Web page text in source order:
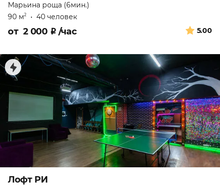
Марьина роща (6мин.)
90 м2 • 40 человек
5.00
от 2 000 ₽ /час
Лофт РИ